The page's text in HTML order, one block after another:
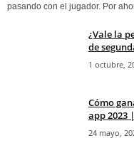
pasando con el jugador. Por
¿Vale la
de
1 octubre,
Cómo
app 2023
24 mayo,